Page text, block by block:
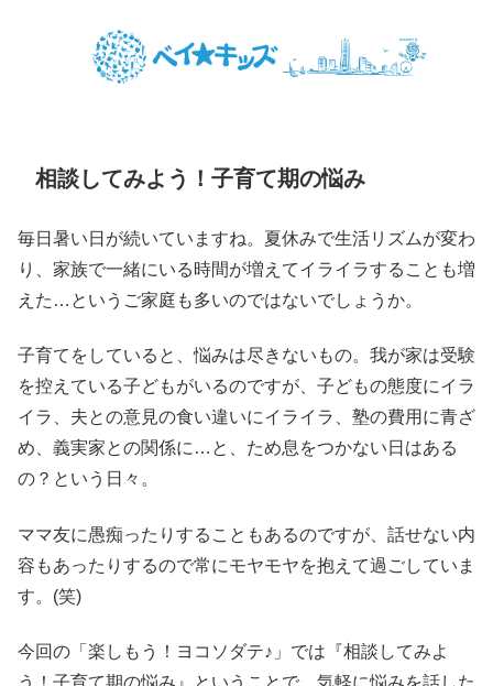
相談してみよう！子育て期の悩み
毎日暑い日が続いていますね。夏休みで生活リズムが変わ
り、家族で一緒にいる時間が増えてイライラすることも増
えた…というご家庭も多いのではないでしょうか。
子育てをしていると、悩みは尽きないもの。我が家は受験
を控えている子どもがいるのですが、子どもの態度にイラ
イラ、夫との意見の食い違いにイライラ、塾の費用に青ざ
め、義実家との関係に…と、ため息をつかない日はある
の？という日々。
ママ友に愚痴ったりすることもあるのですが、話せない内
容もあったりするので常にモヤモヤを抱えて過ごしていま
す。(笑)
今回の「楽しもう！ヨコソダテ♪」では『相談してみよ